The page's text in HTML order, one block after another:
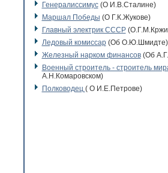
Генералиссимус(О И.В.Сталине)
Маршал Победы (О Г.К.Жукове)
Главный электрик СССР
Ледовый комиссар(Об О.Ю.Шмидте)
Железный нарком финансов(Об
Военный строитель - строитель
А.Н.Комаровском)
Полководец ( О И.Е.Петрове)